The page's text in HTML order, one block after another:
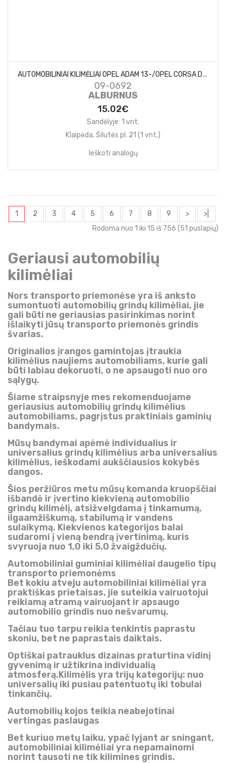
A
UTOMOBILINIAI KILIMĖLIAI OPEL ADAM 13-/OPEL CORSA D 06-
09-0692
ALBURNUS
15.02€
Sandėlyje: 1 vnt.
Klaipėda, Šilutės pl. 21 (1 vnt.)
Ieškoti analogų
1 2 3 4 5 6 7 8 9 >
>|
Rodoma nuo 1 iki 15 iš 756 (51 puslapių)
Geriausi automobilių
kilimėliai
Nors transporto priemonėse yra iš anksto
sumontuoti automobilių grindų kilimėliai, jie
gali būti ne geriausias pasirinkimas norint
išlaikyti jūsų transporto priemonės grindis
švarias.
Originalios įrangos gamintojas įtraukia
kilimėlius naujiems automobiliams, kurie gali
būti labiau dekoruoti, o ne apsaugoti nuo oro
sąlygų.
Šiame straipsnyje mes rekomenduojame
geriausius automobilių grindų kilimėlius
automobiliams, pagrįstus praktiniais gaminių
bandymais.
Mūsų bandymai apėmė individualius ir
universalius grindų kilimėlius arba universalius
kilimėlius, ieškodami aukščiausios kokybės
dangos.
Šios peržiūros metu mūsų komanda kruopščiai
išbandė ir įvertino kiekvieną automobilio
grindų kilimėlį, atsižvelgdama į tinkamumą,
ilgaamžiškumą, stabilumą ir vandens
sulaikymą. Kiekvienos kategorijos balai
sudaromi į vieną bendrą įvertinimą, kuris
svyruoja nuo 1,0 iki 5,0 žvaigždučių.
Automobiliniai guminiai kilimėliai daugelio tipų
transporto priemonėms
Bet kokiu atveju automobiliniai kilimėliai yra
praktiškas prietaisas, jie suteikia vairuotojui
reikiamą atramą vairuojant ir apsaugo
automobilio grindis nuo nešvarumų.
Tačiau tuo tarpu reikia tenkintis paprastu
skoniu, bet ne paprastais daiktais.
Optiškai patrauklus dizainas praturtina vidinį
gyvenimą ir užtikrina individualią
atmosferą.Kilimėlis yra trijų kategorijų: nuo
universalių iki pusiau patentuotų iki tobulai
tinkančių.
Automobilių kojos teikia neabejotinai
vertingas paslaugas
Bet kuriuo metų laiku, ypač lyjant ar sningant,
automobiliniai kilimėliai yra nepamainomi
norint tausoti ne tik kilimines grindis.